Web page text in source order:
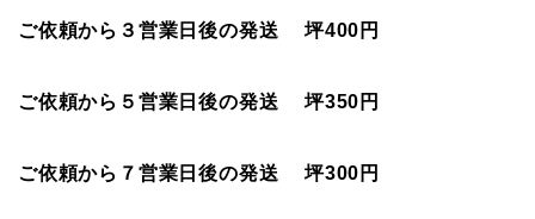
ご依頼から３営業日後の発送 坪400円
ご依頼から５営業日後の発送 坪350円
ご依頼から７営業日後の発送 坪300円